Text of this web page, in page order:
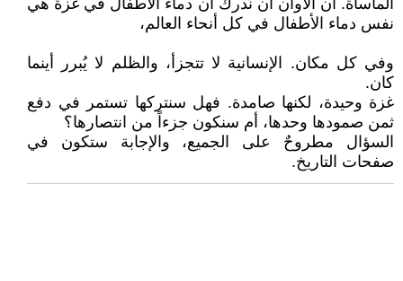
المأساة. آن الأوان أن نُدرك أن دماء الأطفال في غزة هي
نفس دماء الأطفال في كل أنحاء العالم،
وفي كل مكان. الإنسانية لا تتجزأ، والظلم لا يُبرر أينما
كان.
غزة وحيدة، لكنها صامدة. فهل سنتركها تستمر في دفع
ثمن صمودها وحدها، أم سنكون جزءاً من انتصارها؟
السؤال مطروحٌ على الجميع، والإجابة ستكون في
صفحات التاريخ.